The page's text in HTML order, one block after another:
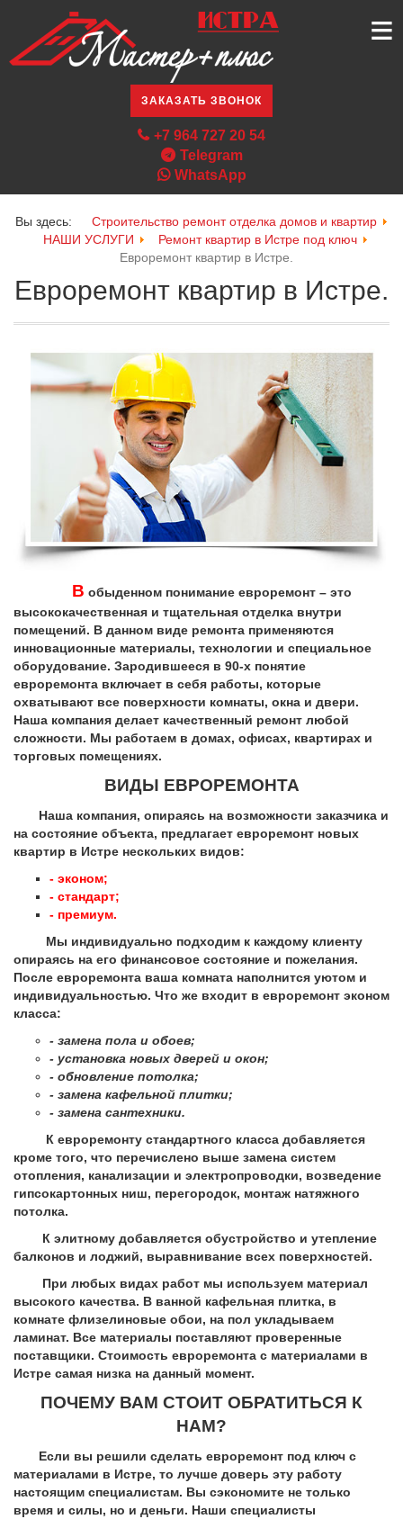
≡
ЗАКАЗАТЬ ЗВОНОК
+7 964 727 20 54
Telegram
WhatsApp
Вы здесь:
Строительство ремонт отделка домов и квартир
НАШИ УСЛУГИ
Ремонт квартир в Истре под ключ
Евроремонт квартир в Истре.
Евроремонт квартир в Истре.
В обыденном понимание евроремонт – это
высококачественная и тщательная отделка внутри
помещений. В данном виде ремонта применяются
инновационные материалы, технологии и специальное
оборудование. Зародившееся в 90-х понятие
евроремонта включает в себя работы, которые
охватывают все поверхности комнаты, окна и двери.
Наша компания делает качественный ремонт любой
сложности. Мы работаем в домах, офисах, квартирах и
торговых помещениях.
ВИДЫ ЕВРОРЕМОНТА
Наша компания, опираясь на возможности заказчика и
на состояние объекта, предлагает евроремонт новых
квартир в Истре нескольких видов:
- эконом;
- стандарт;
- премиум.
Мы индивидуально подходим к каждому клиенту
опираясь на его финансовое состояние и пожелания.
После евроремонта ваша комната наполнится уютом и
индивидуальностью. Что же входит в евроремонт эконом
класса:
- замена пола и обоев;
- установка новых дверей и окон;
- обновление потолка;
- замена кафельной плитки;
- замена сантехники.
К евроремонту стандартного класса добавляется
кроме того, что перечислено выше замена систем
отопления, канализации и электропроводки, возведение
гипсокартонных ниш, перегородок, монтаж натяжного
потолка.
К элитному добавляется обустройство и утепление
балконов и лоджий, выравнивание всех поверхностей.
При любых видах работ мы используем материал
высокого качества. В ванной кафельная плитка, в
комнате флизелиновые обои, на пол укладываем
ламинат. Все материалы поставляют проверенные
поставщики. Стоимость евроремонта с материалами в
Истре самая низка на данный момент.
ПОЧЕМУ ВАМ СТОИТ ОБРАТИТЬСЯ К
НАМ?
Если вы решили сделать евроремонт под ключ с
материалами в Истре, то лучше доверь эту работу
настоящим специалистам. Вы сэкономите не только
время и силы, но и деньги. Наши специалисты